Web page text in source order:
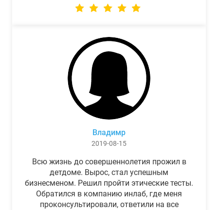
Владимр
2019-08-15
Всю жизнь до совершеннолетия прожил в
детдоме. Вырос, стал успешным
бизнесменом. Решил пройти этические тесты.
Обратился в компанию инлаб, где меня
проконсультировали, ответили на все